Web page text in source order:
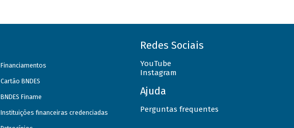
Financiamentos
Cartão BNDES
BNDES Finame
Instituições financeiras credenciadas
Redes Sociais
YouTube
Instagram
Ajuda
Perguntas frequentes